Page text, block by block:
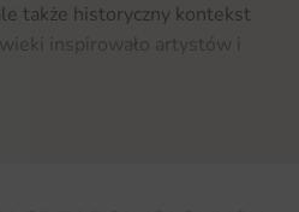
także historyczny kontekst
inspirowało artystów i
klimat i pozwala